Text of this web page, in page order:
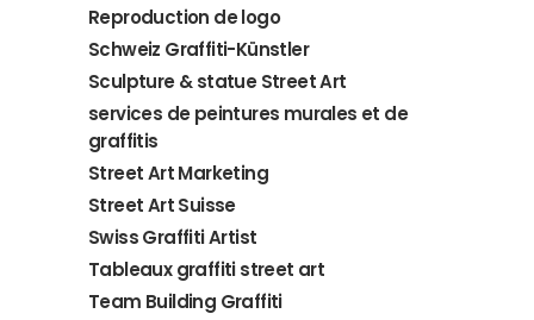
Reproduction de logo
Schweiz Graffiti-Künstler
Sculpture & statue Street Art
services de peintures murales et de
graffitis
Street Art Marketing
Street Art Suisse
Swiss Graffiti Artist
Tableaux graffiti street art
Team Building Graffiti